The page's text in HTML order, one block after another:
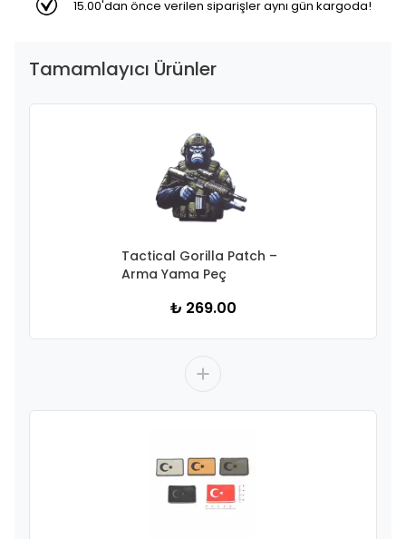
15.00'dan önce verilen siparişler aynı gün kargoda!
Tamamlayıcı Ürünler
Tactical Gorilla Patch –
Arma Yama Peç
₺ 269.00